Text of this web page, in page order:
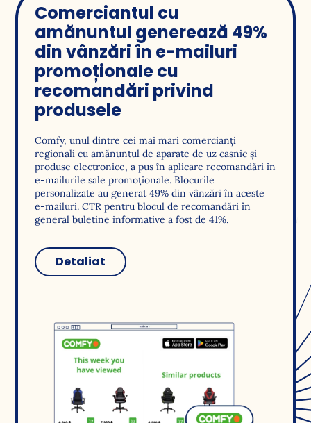
Comerciantul cu
amănuntul generează 49%
din vânzări în e-mailuri
promoționale cu
recomandări privind
produsele
Comfy, unul dintre cei mai mari comercianți
regionali cu amănuntul de aparate de uz casnic și
produse electronice, a pus în aplicare recomandări în
e-mailurile sale promoționale. Blocurile
personalizate au generat 49% din vânzări în aceste
e-mailuri. CTR pentru blocul de recomandări în
general buletine informative a fost de 41%.
Detaliat